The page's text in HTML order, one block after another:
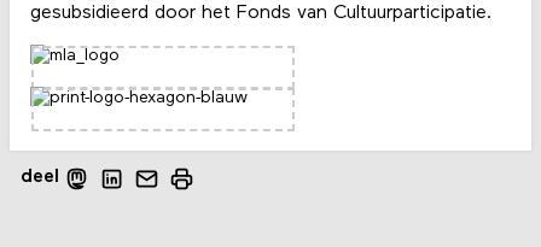
gesubsidieerd door het Fonds van Cultuurparticipatie.
deel